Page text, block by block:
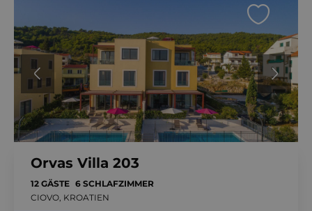
Orvas Villa 203
12 GÄSTE 6 SCHLAFZIMMER
CIOVO, KROATIEN